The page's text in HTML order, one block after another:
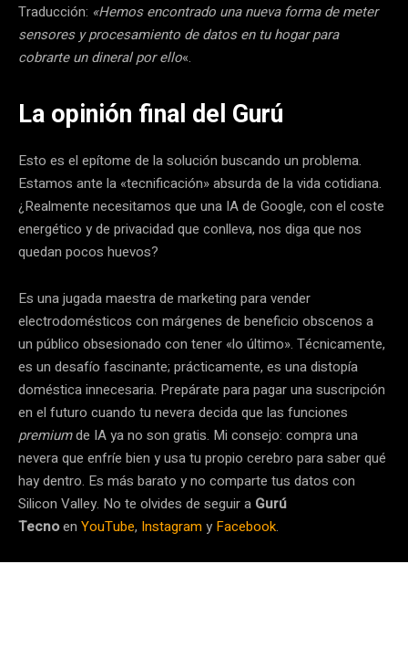
Traducción: «Hemos encontrado una nueva forma de meter
sensores y procesamiento de datos en tu hogar para
cobrarte un dineral por ello«.
La opinión final del Gurú
Esto es el epítome de la solución buscando un problema.
Estamos ante la «tecnificación» absurda de la vida cotidiana.
¿Realmente necesitamos que una IA de Google, con el coste
energético y de privacidad que conlleva, nos diga que nos
quedan pocos huevos?
Es una jugada maestra de marketing para vender
electrodomésticos con márgenes de beneficio obscenos a
un público obsesionado con tener «lo último». Técnicamente,
es un desafío fascinante; prácticamente, es una distopía
doméstica innecesaria. Prepárate para pagar una suscripción
en el futuro cuando tu nevera decida que las funciones
premiumde IA ya no son gratis. Mi consejo: compra una
nevera que enfríe bien y usa tu propio cerebro para saber qué
hay dentro. Es más barato y no comparte tus datos con
Silicon Valley. No te olvides de seguir a Gurú
Tecnoen YouTube, Instagramy Facebook.